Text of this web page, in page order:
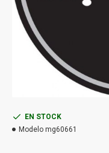
EN STOCK
Modelo mg60661